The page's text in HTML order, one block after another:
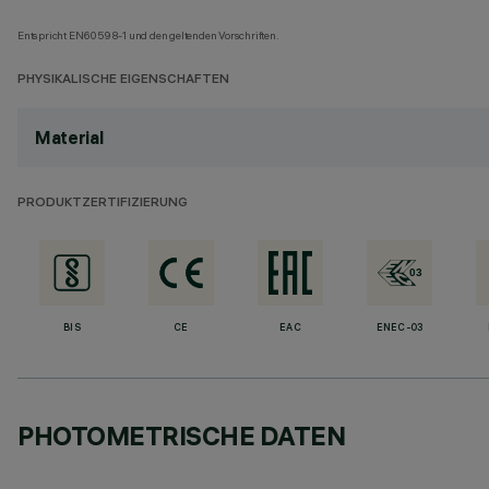
Entspricht EN60598-1 und den geltenden Vorschriften.
PHYSIKALISCHE EIGENSCHAFTEN
Material
PRODUKTZERTIFIZIERUNG
BIS CE EAC ENEC-03
PHOTOMETRISCHE DATEN